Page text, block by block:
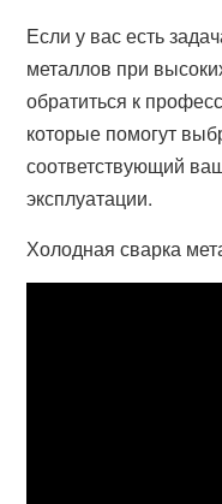
Если у вас есть
металлов при
обратиться к
которые помогут
соответствующий
эксплуатации.
Холодная сварка